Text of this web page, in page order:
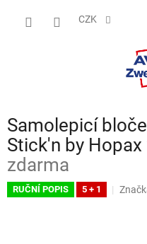
CZK
Samolepicí
Stick'n by
zdarma
RUČNÍ POPIS 5 + 1